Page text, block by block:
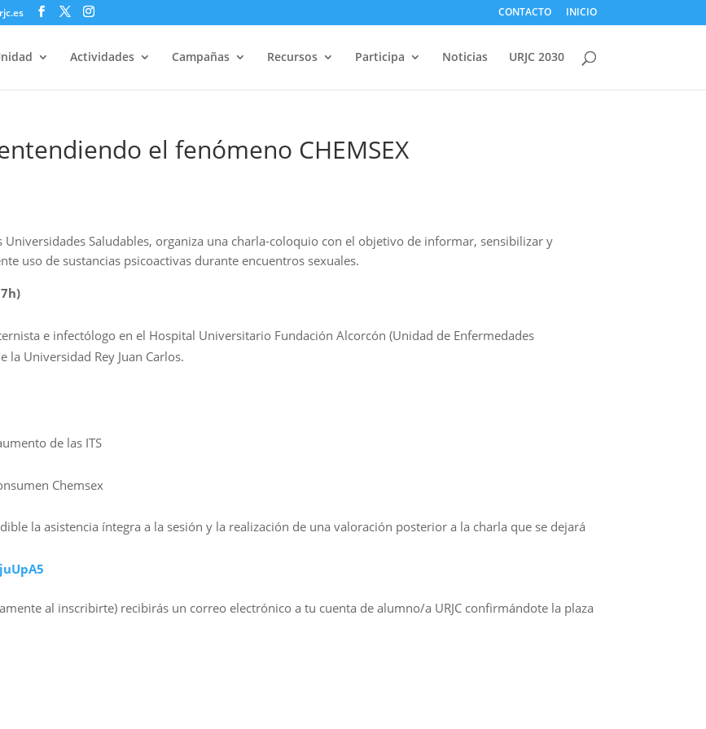
CONTACTO INICIO
Actividades Campañas Recursos Participa Noticias URJC 2030
el fenómeno CHEMSEX
Saludables, organiza una charla-coloquio con el objetivo de informar, sensibilizar y
uso de sustancias psicoactivas durante encuentros sexuales.
e infectólogo en el Hospital Universitario Fundación Alcorcón (Unidad de Enfermedades
la Universidad Rey Juan Carlos.
de las ITS
Chemsex
la asistencia íntegra a la sesión y la realización de una valoración posterior a la charla que se dejará
al inscribirte) recibirás un correo electrónico a tu cuenta de alumno/a URJC confirmándote la plaza